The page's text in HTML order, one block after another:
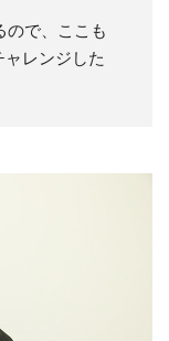
ので、ここも
レンジした